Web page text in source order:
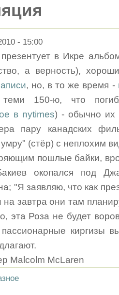
- 15:00
в Икре
а верность),
, но, в то же время -
теми 150-ю, что
в nytimes) - обычно их
пару канадских
(стёр) с неплохим
пошлые байки,
окопался под
"Я заявляю, что как
на завтра они там
эта Роза не будет
киргизы
Malcolm McLaren